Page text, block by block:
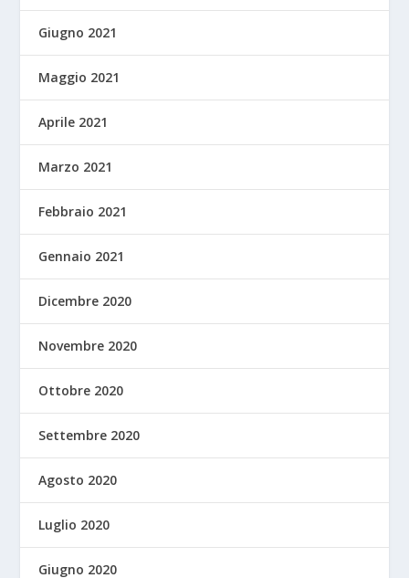
Giugno 2021
Maggio 2021
Aprile 2021
Marzo 2021
Febbraio 2021
Gennaio 2021
Dicembre 2020
Novembre 2020
Ottobre 2020
Settembre 2020
Agosto 2020
Luglio 2020
Giugno 2020